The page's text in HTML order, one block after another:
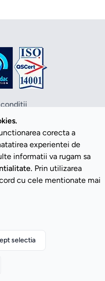
Cookies
drepturile rezervate
corecta a
experientei de
informatii va rugam sa
Prin utilizarea
cu cele mentionate mai
selectia